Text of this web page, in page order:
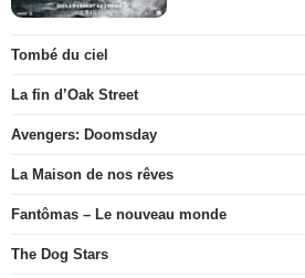
Tombé du ciel
La fin d’Oak Street
Avengers: Doomsday
La Maison de nos rêves
Fantômas – Le nouveau monde
The Dog Stars